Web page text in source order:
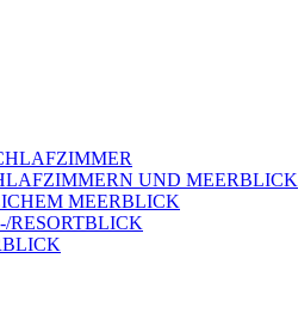
UND MEERBLICK
MEERBLICK
RESORTBLICK